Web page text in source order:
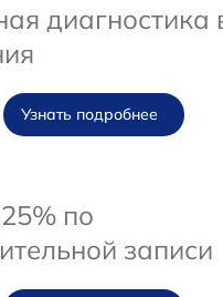
диагностика
Узнать подробнее
по
записи